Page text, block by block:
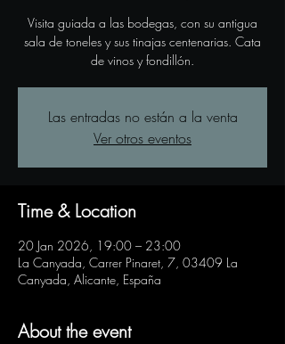
Visita guiada a las bodegas, con su antigua
sala de toneles y sus tinajas centenarias. Cata
de vinos y fondillón.
Las entradas no están a la venta
Ver otros eventos
Time & Location
20 Jan 2026, 19:00 – 23:00
La Canyada, Carrer Pinaret, 7, 03409 La
Canyada, Alicante, España
About the event